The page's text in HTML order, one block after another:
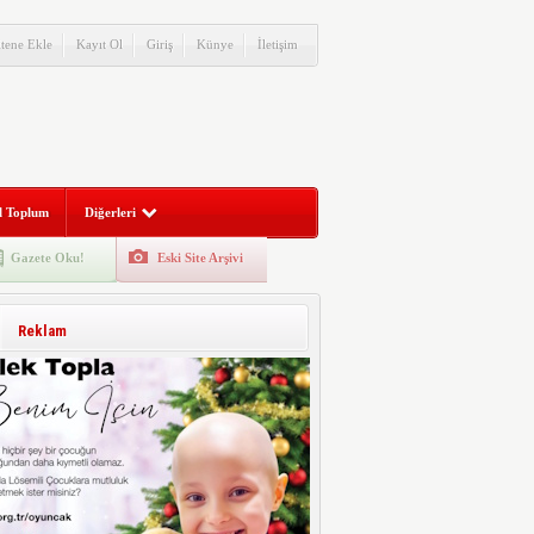
Ekle Kayıt Ol Giriş Künye İletişim
Toplum Diğerleri
Gazete Oku! Eski Site Arşivi
Reklam